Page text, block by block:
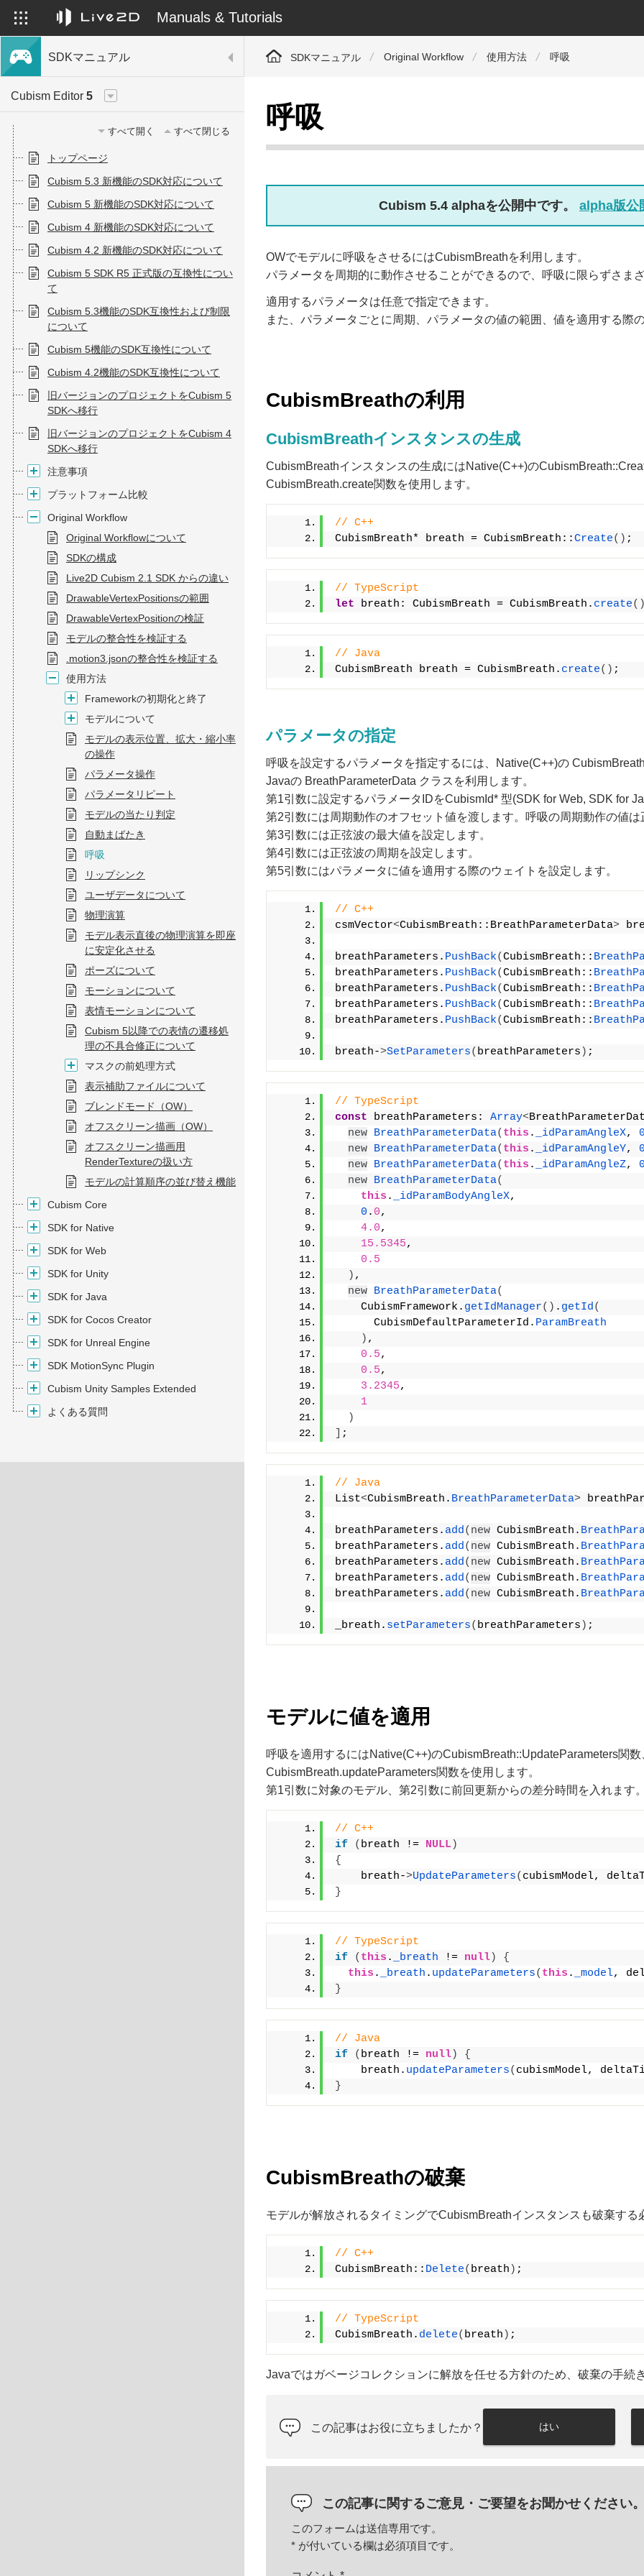
Manuals & Tutorials
SDKマニュアル
Cubism Editor 5
すべて開く すべて閉じる
トップページ
Cubism 5.3 新機能のSDK対応について
Cubism 5 新機能のSDK対応について
Cubism 4 新機能のSDK対応について
Cubism 4.2 新機能のSDK対応について
Cubism 5 SDK R5 正式版の互換性につい
て
Cubism 5.3機能のSDK互換性および制限
について
Cubism 5機能のSDK互換性について
Cubism 4.2機能のSDK互換性について
旧バージョンのプロジェクトをCubism 5
SDKへ移行
旧バージョンのプロジェクトをCubism 4
SDKへ移行
注意事項
プラットフォーム比較
Original Workflow
Original Workflowについて
SDKの構成
Live2D Cubism 2.1 SDK からの違い
DrawableVertexPositionsの範囲
DrawableVertexPositionの検証
モデルの整合性を検証する
.motion3.jsonの整合性を検証する
使用方法
Frameworkの初期化と終了
モデルについて
モデルの表示位置、拡大・縮小率
の操作
パラメータ操作
パラメータリピート
モデルの当たり判定
自動まばたき
呼吸
リップシンク
ユーザデータについて
物理演算
モデル表示直後の物理演算を即座
に安定化させる
ポーズについて
モーションについて
表情モーションについて
Cubism 5以降での表情の遷移処
理の不具合修正について
マスクの前処理方式
表示補助ファイルについて
ブレンドモード（OW）
オフスクリーン描画（OW）
オフスクリーン描画用
RenderTextureの扱い方
モデルの計算順序の並び替え機能
Cubism Core
SDK for Native
SDK for Web
SDK for Unity
SDK for Java
SDK for Cocos Creator
SDK for Unreal Engine
SDK MotionSync Plugin
Cubism Unity Samples Extended
よくある質問
SDKマニュアル Original Workflow 使用方法 呼吸
呼吸
Cubism 5.4 alphaを公開中です。 alpha版公
OWでモデルに呼吸をさせるにはCubismBreathを利用します。
パラメータを周期的に動作させることができるので、呼吸に限らずさま
適用するパラメータは任意で指定できます。
また、パラメータごとに周期、パラメータの値の範囲、値を適用する際
CubismBreathの利用
CubismBreathインスタンスの生成
CubismBreathインスタンスの生成にはNative(C++)の
CubismBreath.create関数を使用します。
// C++
CubismBreath* breath = CubismBreath::Create() ;
// TypeScript
let breath: CubismBreath = CubismBreath. create( )
// Java
CubismBreath breath = CubismBreath. create() ;
パラメータの指定
呼吸を設定するパラメータを指定するには、Native(C++)の
Javaの BreathParameterData クラスを利用します。
第1引数に設定するパラメータIDをCubismId* 型(SDK for Web, SDK for
第2引数には周期動作のオフセット値を渡します。呼吸の周期動作の値
第3引数には正弦波の最大値を設定します。
第4引数には正弦波の周期を設定します。
第5引数にはパラメータに値を適用する際のウェイトを設定します。
// C++
csmVector<CubismBreath::BreathParameterData>
breathParameters. PushBack(CubismBreath::
breathParameters. PushBack(CubismBreath::
breathParameters. PushBack(CubismBreath::
breathParameters. PushBack(CubismBreath::
breathParameters. PushBack(CubismBreath::
breath->SetParameters( breathParameters ) ;
// TypeScript
const breathParameters: Array<
new BreathParameterData( this . _idParamAngleX, 0
new BreathParameterData( this . _idParamAngleY, 0
new BreathParameterData( this . _idParamAngleZ, 0
new BreathParameterData(
this . _idParamBodyAngleX,
0 . 0,
4.0,
15.5345,
0.5
) ,
new BreathParameterData(
    CubismFramework.
getIdManager( ) . getId(
      CubismDefaultParameterId.
ParamBreath
) ,
0.5,
0.5,
3.2345,
1
)
;
// Java
List<CubismBreath. BreathParameterData>
breathParameters. add( new CubismBreath.
breathParameters. add( new CubismBreath.
breathParameters. add( new CubismBreath.
breathParameters. add( new CubismBreath.
breathParameters. add( new CubismBreath.
_breath. setParameters( breathParameters ) ;
モデルに値を適用
呼吸を適用するにはNative(C++)のCubismBreath::UpdateParameters関
CubismBreath.updateParameters関数を使用します。
第1引数に対象のモデル、第2引数に前回更新からの差分時間を入れます。
// C++
if
( breath != NULL)
{
    breath-
>UpdateParameters( cubismModel,
}
// TypeScript
if
( this . _breath != null)
{
this . _breath . updateParameters( this . _model,
}
// Java
if
( breath != null)
{
    breath.
updateParameters( cubismModel,
}
CubismBreathの破棄
モデルが解放されるタイミングでCubismBreathインスタンスも破棄する
// C++
CubismBreath:: Delete( breath ) ;
// TypeScript
CubismBreath. delete( breath ) ;
Javaではガベージコレクションに解放を任せる方針のため、破棄の手続
この記事はお役に立ちましたか？ はい
この記事に関するご意見・ ご要望をお聞かせください。
このフォームは送信専用です。
* が付いている欄は必須項目です。